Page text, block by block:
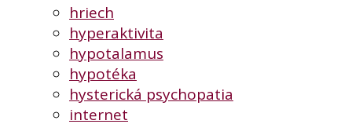
hriech
hyperaktivita
hypotalamus
hypotéka
hysterická psychopatia
internet